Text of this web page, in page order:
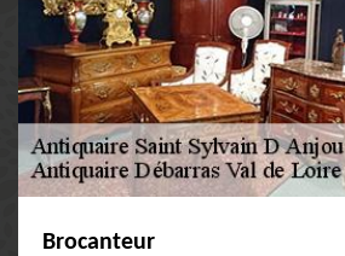
Brocanteur